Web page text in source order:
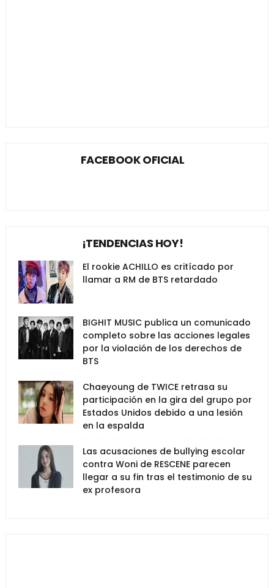
FACEBOOK OFICIAL
¡TENDENCIAS HOY!
El rookie ACHILLO es critícado por
llamar a RM de BTS retardado
BIGHIT MUSIC publica un comunicado
completo sobre las acciones legales
por la violación de los derechos de
BTS
Chaeyoung de TWICE retrasa su
participación en la gira del grupo por
Estados Unidos debido a una lesión
en la espalda
Las acusaciones de bullying escolar
contra Woni de RESCENE parecen
llegar a su fin tras el testimonio de su
ex profesora